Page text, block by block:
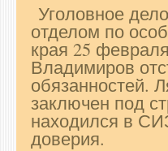
Уголовное
отделом по
края 25
Владимиров
обязанностей.
заключен под
находился в
доверия.